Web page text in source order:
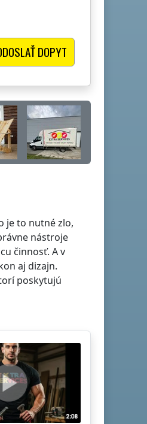
je to nutné zlo,
nástroje
činnosť. A v
aj dizajn.
poskytujú